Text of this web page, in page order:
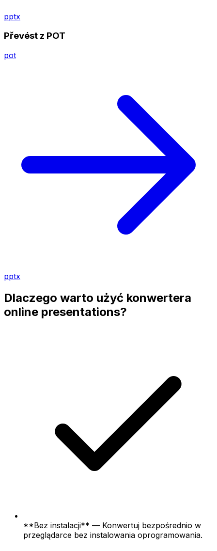
pptx
Převést z POT
pot
pptx
Dlaczego warto użyć konwertera
online presentations?
**Bez instalacji** — Konwertuj bezpośrednio w
przeglądarce bez instalowania oprogramowania.